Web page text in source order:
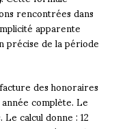
rencontrées dans
apparente
précise de la période
des honoraires
complète. Le
calcul donne : 12